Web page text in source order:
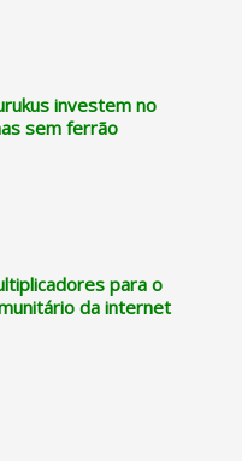
investem no
sem ferrão
para o
da internet